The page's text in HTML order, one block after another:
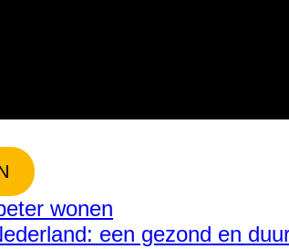
wonen
een gezond en